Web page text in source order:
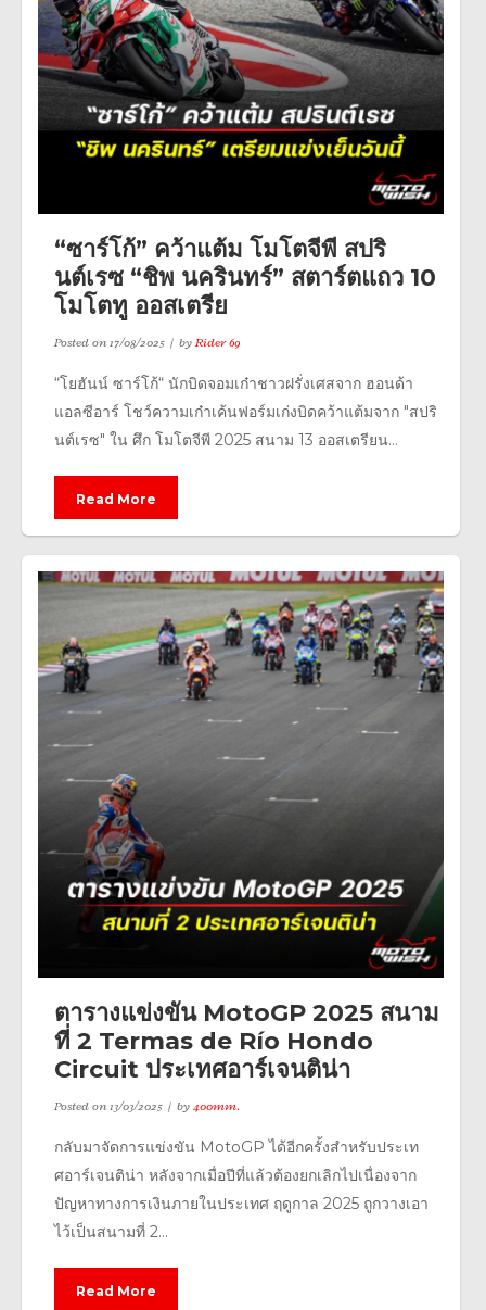
“ซาร์โก้” คว้าแต้ม โมโตจีพี สปริ
นต์เรซ “ชิพ นครินทร์” สตาร์ตแถว 10
โมโตทู ออสเตรีย
Posted on17/08/2025 byRider 69
“โยฮันน์ ซาร์โก้“ นักบิดจอมเก๋าชาวฝรั่งเศสจาก ฮอนด้า
แอลซีอาร์ โชว์ความเก๋าเค้นฟอร์มเก่งบิดคว้าแต้มจาก "สปริ
นต์เรซ" ใน ศึก โมโตจีพี 2025 สนาม 13 ออสเตรียน...
Read More
ตารางแข่งขัน MotoGP 2025 สนาม
ที่ 2 Termas de Río Hondo
Circuit ประเทศอาร์เจนติน่า
Posted on13/03/2025 by400mm.
กลับมาจัดการแข่งขัน MotoGP ได้อีกครั้งสำหรับประเท
ศอาร์เจนติน่า หลังจากเมื่อปีที่แล้วต้องยกเลิกไปเนื่องจาก
ปัญหาทางการเงินภายในประเทศ ฤดูกาล 2025 ถูกวางเอา
ไว้เป็นสนามที่ 2...
Read More